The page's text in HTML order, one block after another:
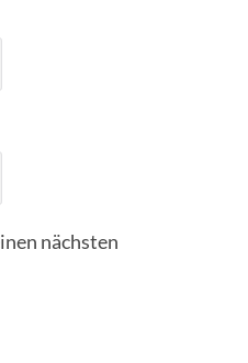
nächsten